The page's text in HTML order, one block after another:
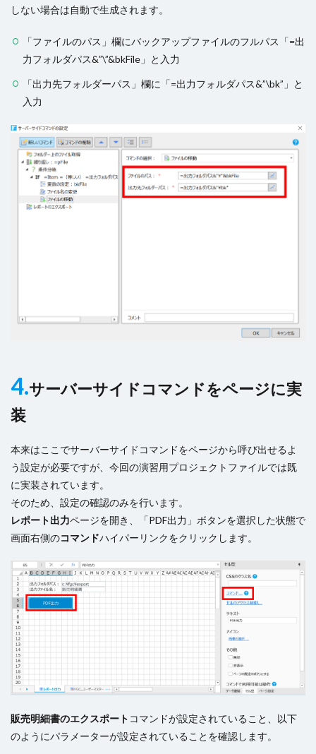
しない場合は自動で生成されます。
「ファイルのパス」欄にバックアップファイルのフルパス「=出
力フォルダパス&”\”&bkFile」と入力
「出力先フォルダーパス」欄に「=出力フォルダパス&”\bk”」と
入力
4.サーバーサイドコマンドをページに実
装
本来はここでサーバーサイドコマンドをページから呼び出せるよ
う設定が必要ですが、今回の演習用プロジェクトファイルでは既
に実装されています。
そのため、設定の確認のみを行います。
レポート出力ページを開き、「PDF出力」ボタンを選択した状態で
画面右側のコマンドハイパーリンクをクリックします。
販売明細書のエクスポート コマンドが設定されていること、以下
のようにパラメーターが設定されていることを確認します。